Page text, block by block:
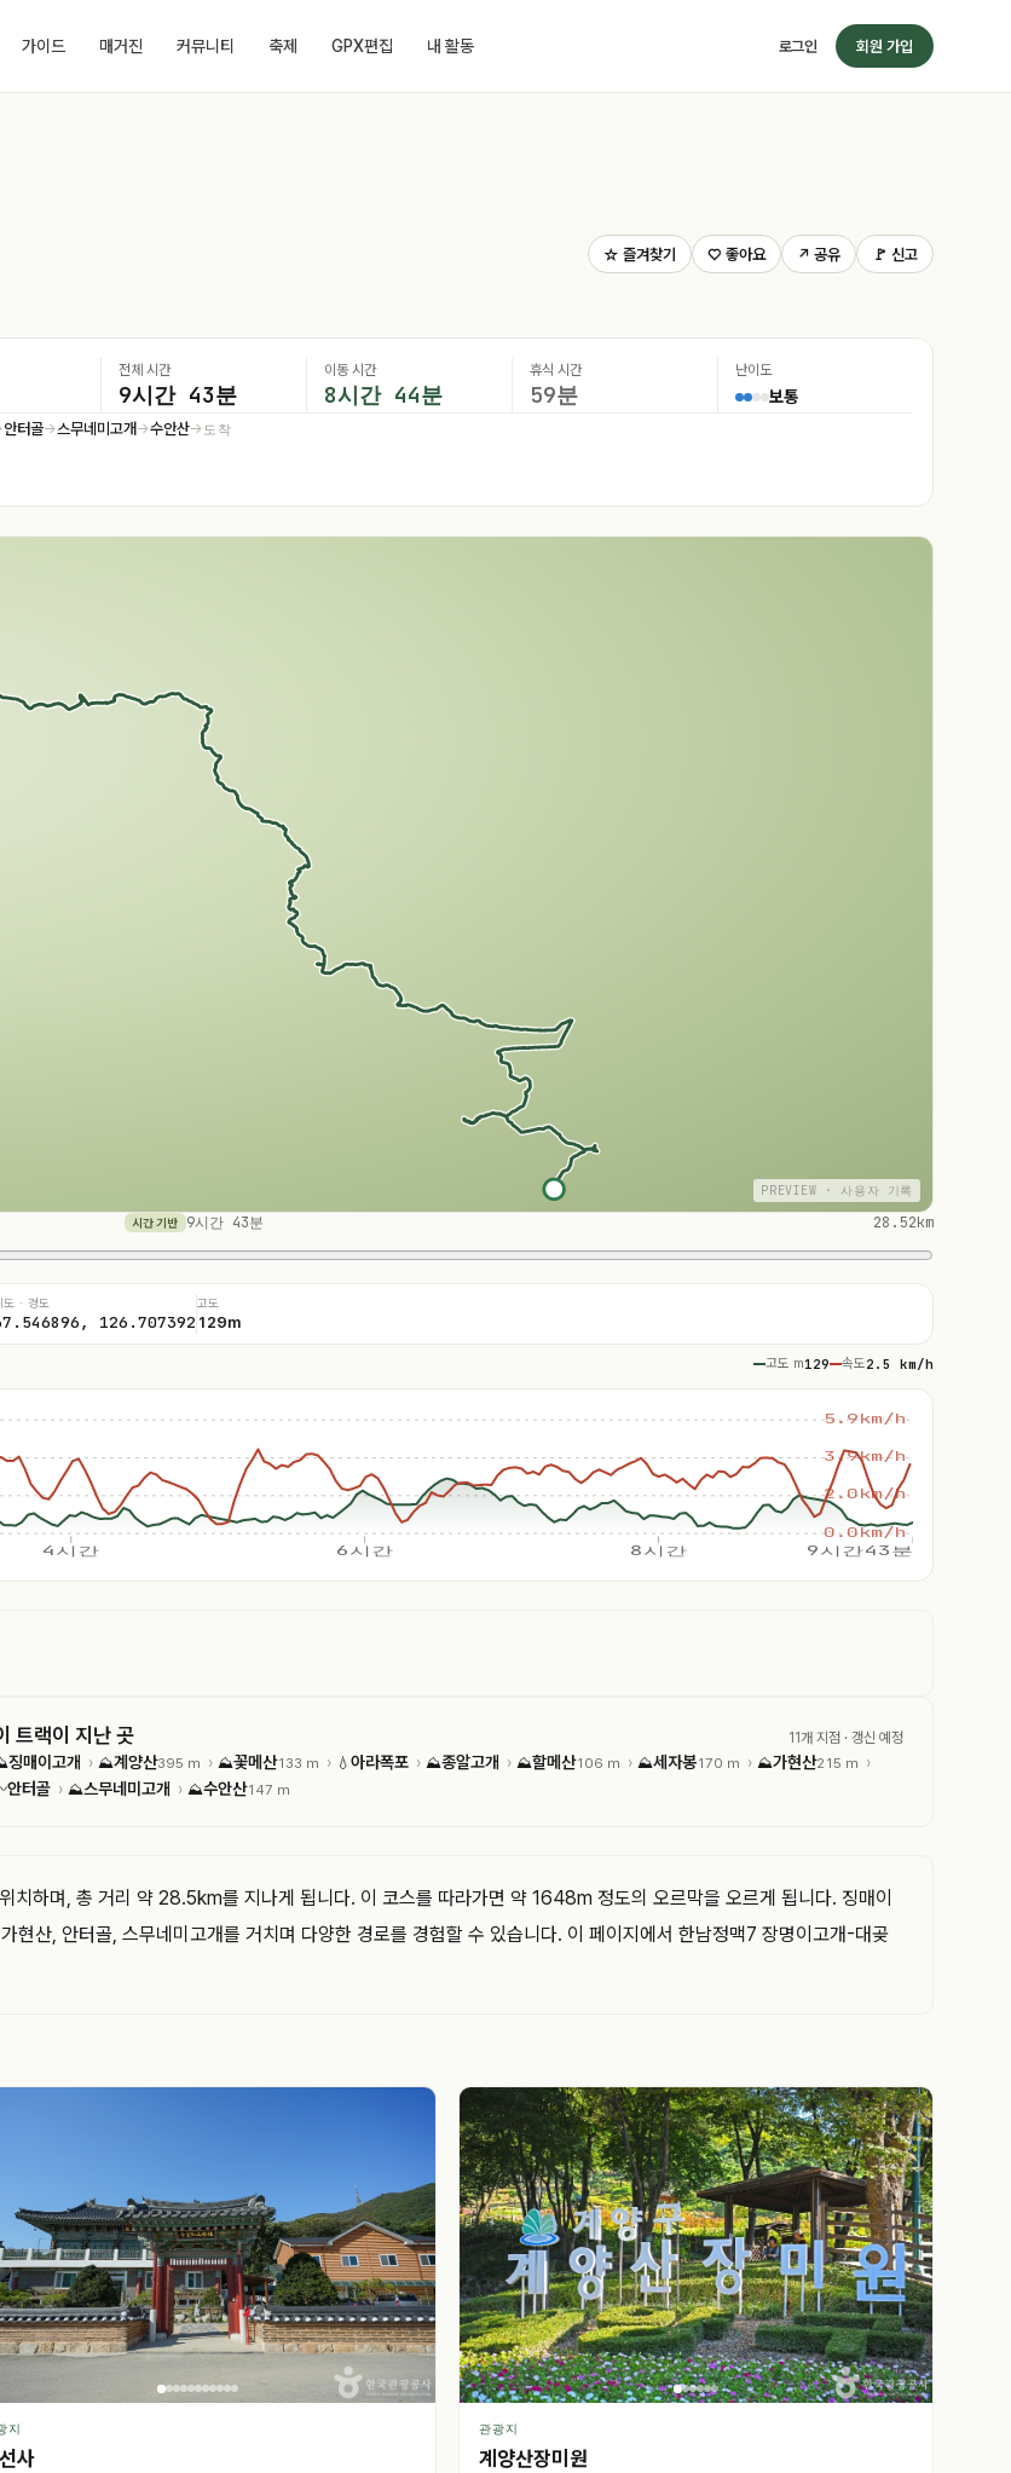
가이드 매거진 커뮤니티 축제 GPX편집 내 활동 로그인 회원 가입
☆ 즐겨찾기 ♡ 좋아요 ↗ 공유 🚩 신고
전체 시간
9시간 43분
이동 시간
8시간 44분
휴식 시간
59분
난이도
보통
안터골→스무네미고개 →수안산→ 도착
PREVIEW · 사용자 기록
시간 기반 9시간 43분 28.52km
도 · 경도
126.707392
고도
129m
고도 m129 속도 2.5 km/h
4시간 6시간 8시간 9시간43분
5.9km/h
3.9km/h
2.0km/h
0.0km/h
트랙이 지난 곳 11개 지점 · 갱신 예정
징매이고개 › ⛰계양산395 m › ⛰꽃메산133 m › 💧아라폭포 › ⛰종알고개 › ⛰할메산106 m › ⛰세자봉170 m › ⛰가현산215 m ›
안터골 › ⛰스무네미고개 › ⛰수안산147 m
치하며, 총 거리 약 28.5km를 지나게 됩니다. 이 코스를 따라가면 약 1648m 정도의 오르막을 오르게 됩니다. 징매이
현산, 안터골, 스무네미고개를 거치며 다양한 경로를 경험할 수 있습니다. 이 페이지에서 한남정맥7 장명이고개-대곶
지
사
관광지
계양산장미원